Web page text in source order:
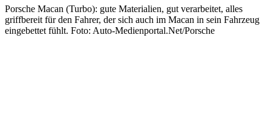
Porsche Macan (Turbo): gute Materialien, gut verarbeitet, alles
griffbereit für den Fahrer, der sich auch im Macan in sein Fahrzeug
eingebettet fühlt. Foto: Auto-Medienportal.Net/Porsche